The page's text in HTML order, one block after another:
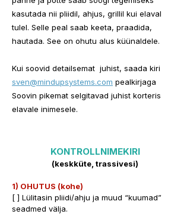
kasutada nii pliidil, ahjus, grillil kui elaval
tulel. Selle peal saab keeta, praadida,
hautada. See on ohutu alus küünaldele.
Kui soovid detailsemat  juhist, saada kiri
sven@mindupsystems.com pealkirjaga
Soovin pikemat selgitavad juhist korteris
elavale inimesele.
KONTROLLNIMEKIRI
(keskküte, trassivesi)
1) OHUTUS (kohe)
[ ] Lülitasin pliidi/ahju ja muud “kuumad”
seadmed välja.